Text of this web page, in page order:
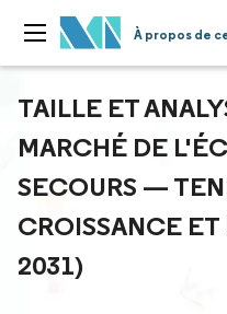
À propos de
TAILLE ET
MARCHÉ DE
SECOURS —
CROISSANCE
2031)